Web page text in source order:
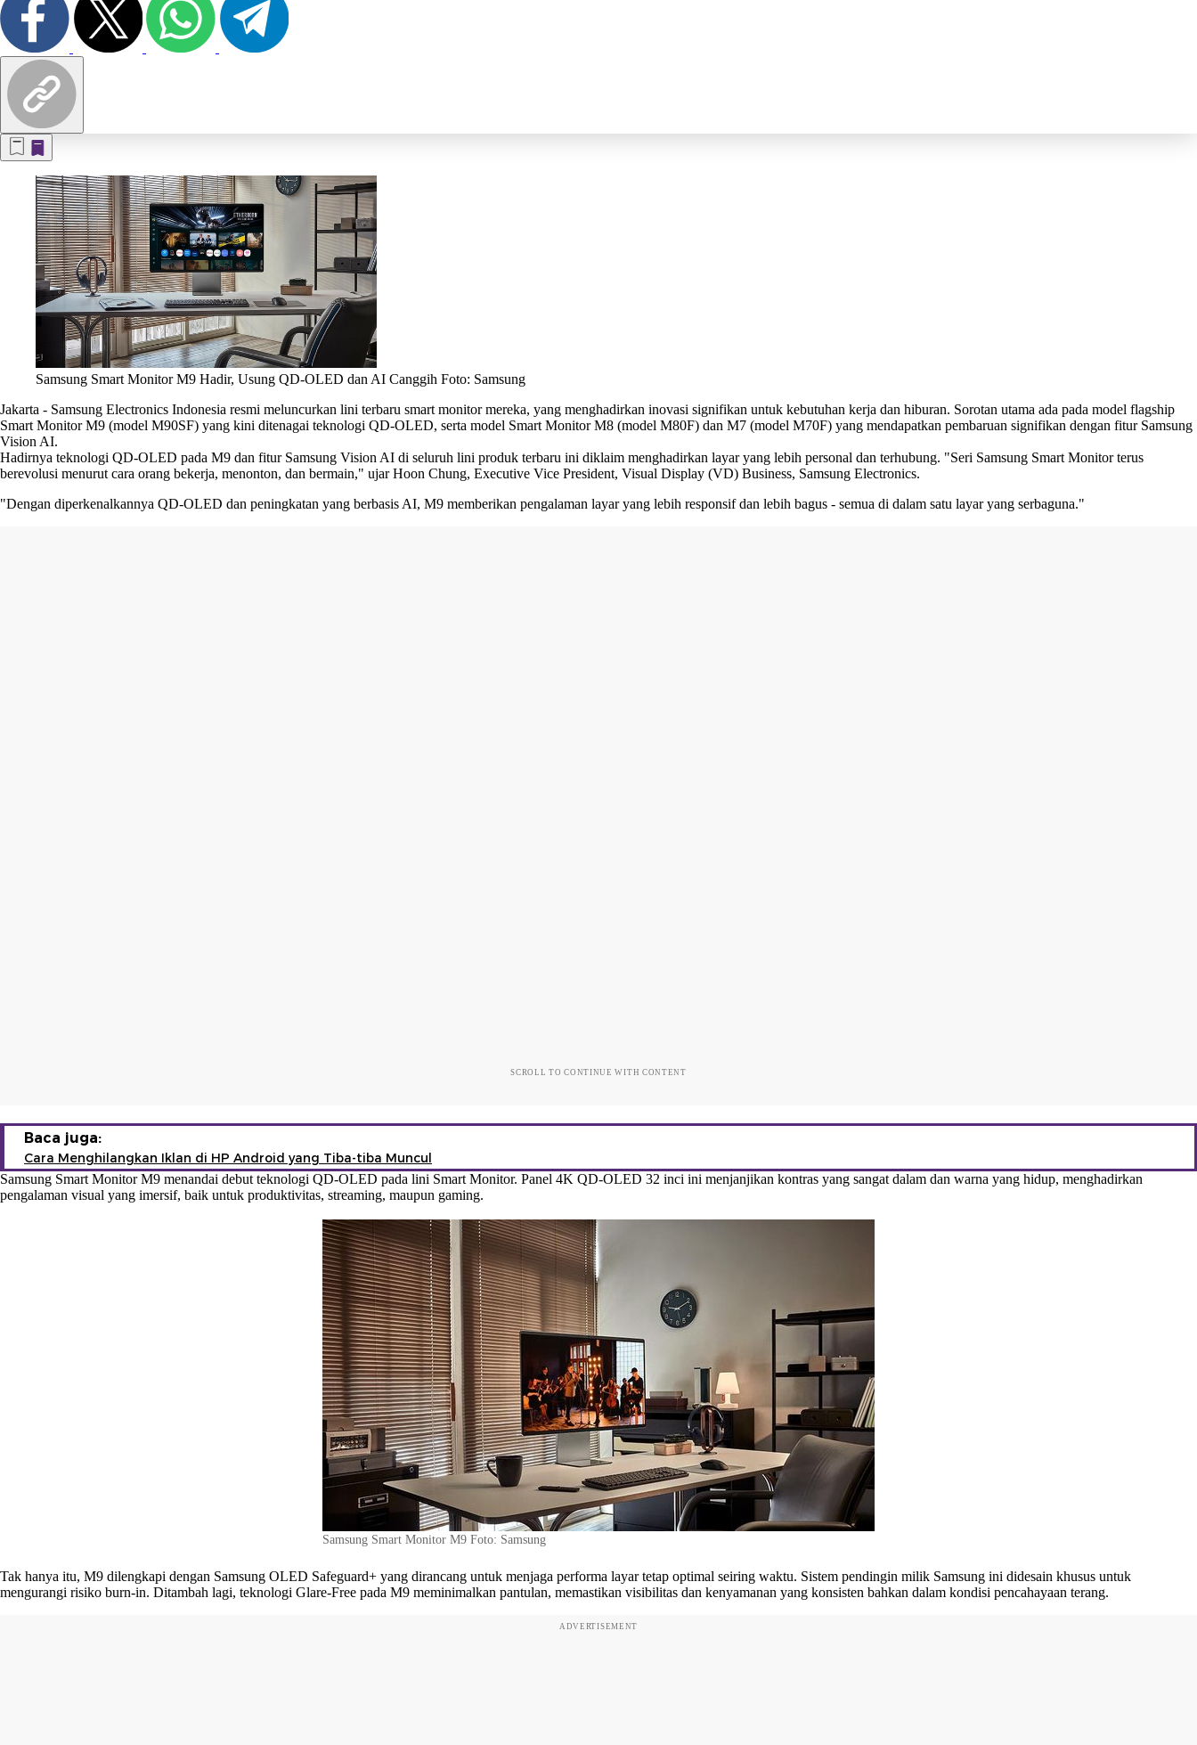
Samsung Smart Monitor M9 Hadir, Usung QD-OLED dan AI Canggih Foto: Samsung
Jakarta - Samsung Electronics Indonesia resmi meluncurkan lini terbaru smart monitor mereka, yang menghadirkan inovasi signifikan untuk kebutuhan kerja dan hiburan. Sorotan utama ada pada model flagship
Smart Monitor M9 (model M90SF) yang kini ditenagai teknologi QD-OLED, serta model Smart Monitor M8 (model M80F) dan M7 (model M70F) yang mendapatkan pembaruan signifikan dengan fitur Samsung
Vision AI.
Hadirnya teknologi QD-OLED pada M9 dan fitur Samsung Vision AI di seluruh lini produk terbaru ini diklaim menghadirkan layar yang lebih personal dan terhubung. "Seri Samsung Smart Monitor terus
berevolusi menurut cara orang bekerja, menonton, dan bermain," ujar Hoon Chung, Executive Vice President, Visual Display (VD) Business, Samsung Electronics.
"Dengan diperkenalkannya QD-OLED dan peningkatan yang berbasis AI, M9 memberikan pengalaman layar yang lebih responsif dan lebih bagus - semua di dalam satu layar yang serbaguna."
SCROLL TO CONTINUE WITH CONTENT
Baca juga:
Cara Menghilangkan Iklan di HP Android yang Tiba-tiba Muncul
Samsung Smart Monitor M9 menandai debut teknologi QD-OLED pada lini Smart Monitor. Panel 4K QD-OLED 32 inci ini menjanjikan kontras yang sangat dalam dan warna yang hidup, menghadirkan
pengalaman visual yang imersif, baik untuk produktivitas, streaming, maupun gaming.
Samsung Smart Monitor M9 Foto: Samsung
Tak hanya itu, M9 dilengkapi dengan Samsung OLED Safeguard+ yang dirancang untuk menjaga performa layar tetap optimal seiring waktu. Sistem pendingin milik Samsung ini didesain khusus untuk
mengurangi risiko burn-in. Ditambah lagi, teknologi Glare-Free pada M9 meminimalkan pantulan, memastikan visibilitas dan kenyamanan yang konsisten bahkan dalam kondisi pencahayaan terang.
ADVERTISEMENT